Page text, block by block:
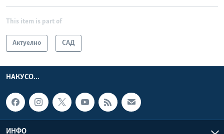
This item is part of
Актуелно САД
НАКУСО...
ИНФО